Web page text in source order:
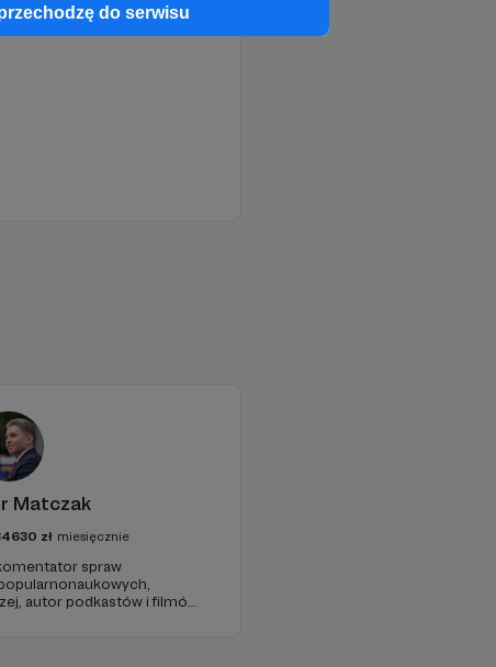
do serwisu
Matczak
zł miesięcznie
spraw
autor podkastów i filmów